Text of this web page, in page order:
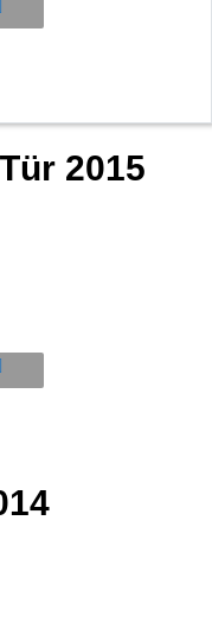
2015